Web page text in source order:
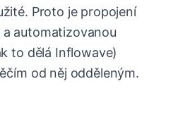
Proto je propojení
automatizovanou
to dělá Inflowave)
od něj odděleným.